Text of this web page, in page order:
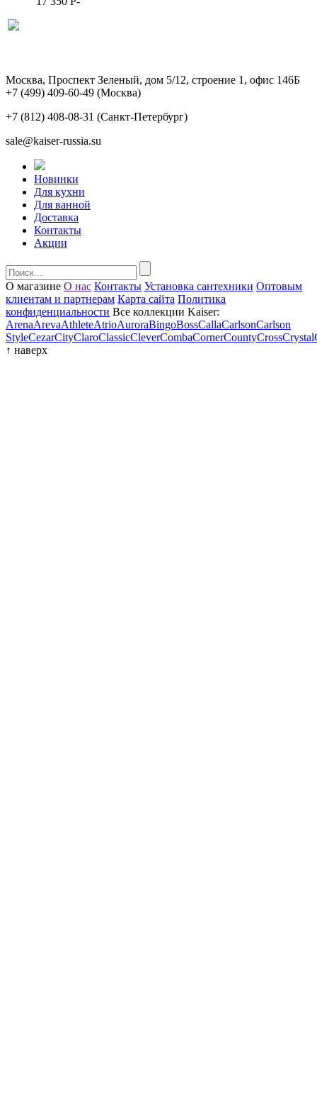
Москва, Проспект Зеленый, дом 5/12, строение 1, офис 146Б
+7 (499) 409-60-49 (Москва)
+7 (812) 408-08-31 (Санкт-Петербург)
sale@kaiser-russia.su
Новинки
Для кухни
Для ванной
Доставка
Контакты
Акции
О магазине О нас Контакты Установка сантехники Оптовым
клиентам и партнерам Карта сайта Политика
конфиденциальности Все коллекции Kaiser:
ArenaArevaAthleteAtrioAuroraBingoBossCallaCarlsonCarlson
StyleCezarCityClaroClassicCleverCombaCornerCountyCrossCrystal
↑ наверх